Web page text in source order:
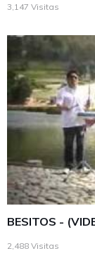
3,147 Visitas
BESITOS -
2,488 Visitas